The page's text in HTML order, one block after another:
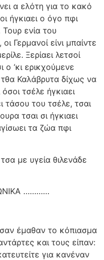
α ελότη για το κακό
ήγκιαει ο όγο πφι
Τουρ ενία του
Γερμανοί είνι μπαίντε
Ξερίαει λετσοί
ο ‘κι ερικχούμενε
Καλάβρυτα δίχως να
τσέλε ήγκιαει
τάσου του τσέλε, τσαι
τσαι σι ήγκιαει
τα ζώα πφι
με υγεία θιλενάδε
…………
έμαθαν το κόπιασμα
και τους είπαν:
για κανέναν